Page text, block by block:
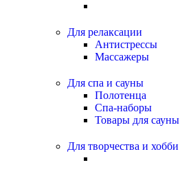
Для релаксации
Антистрессы
Массажеры
Для спа и сауны
Полотенца
Спа-наборы
Товары для сауны
Для творчества и хобби